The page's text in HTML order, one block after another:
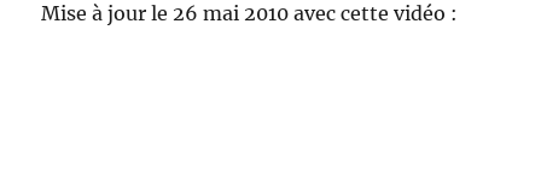
Mise à jour le 26 mai 2010 avec cette vidéo :